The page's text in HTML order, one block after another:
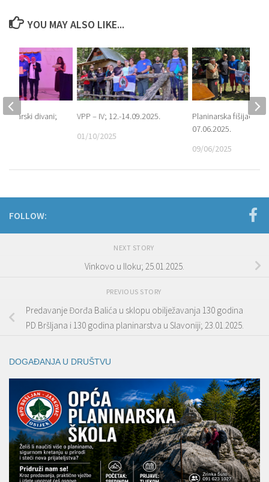
YOU MAY ALSO LIKE...
VPP – IV; 12.-14.09.2025.
01/10/2025
Planinarska fišijada;
07.06.2025.
09/06/2025
divani;
FOLLOW:
NEXT STORY
Vinkovo u Iloku; 25.01.2025.
PREVIOUS STORY
Predavanje Đorđa Balića u sklopu obilježavanja 130 godina
PD Bršljana i 130 godina planinarstva u Slavoniji; 23.01.2025.
DOGAĐANJA U DRUŠTVU